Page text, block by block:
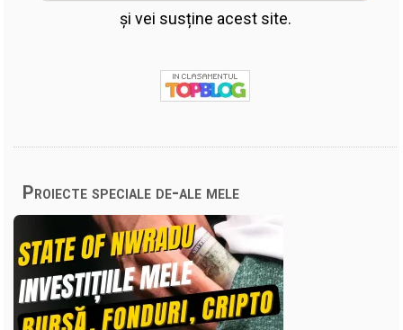
și vei susține acest site.
Proiecte speciale de-ale mele